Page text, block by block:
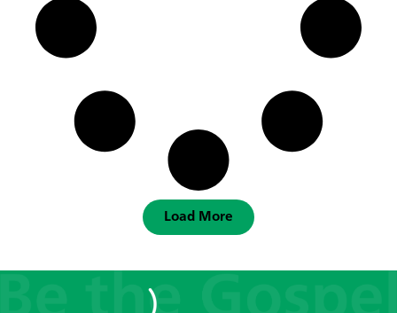
Load More